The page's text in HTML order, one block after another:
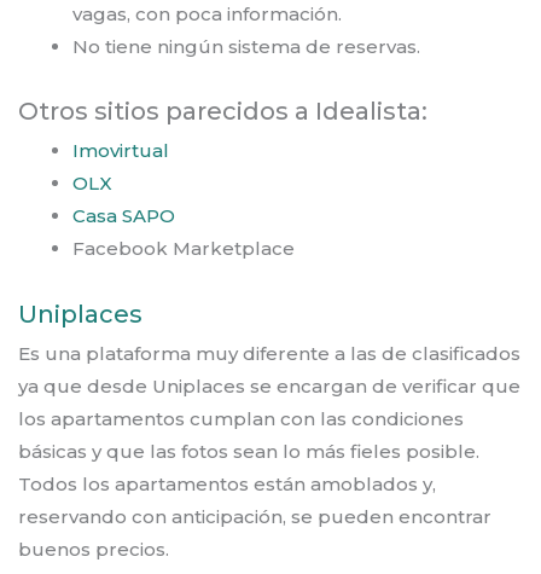
vagas, con poca información.
No tiene ningún sistema de reservas.
Otros sitios parecidos a Idealista:
Imovirtual
OLX
Casa SAPO
Facebook Marketplace
Uniplaces
Es una plataforma muy diferente a las de clasificados
ya que desde Uniplaces se encargan de verificar que
los apartamentos cumplan con las condiciones
básicas y que las fotos sean lo más fieles posible.
Todos los apartamentos están amoblados y,
reservando con anticipación, se pueden encontrar
buenos precios.